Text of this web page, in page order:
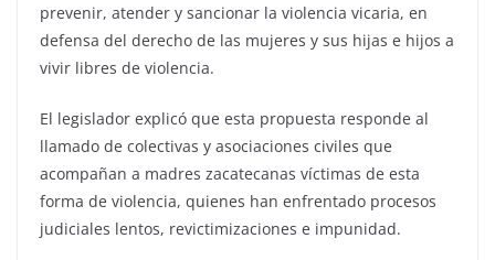
prevenir, atender y sancionar la violencia vicaria, en
defensa del derecho de las mujeres y sus hijas e hijos a
vivir libres de violencia.
El legislador explicó que esta propuesta responde al
llamado de colectivas y asociaciones civiles que
acompañan a madres zacatecanas víctimas de esta
forma de violencia, quienes han enfrentado procesos
judiciales lentos, revictimizaciones e impunidad.